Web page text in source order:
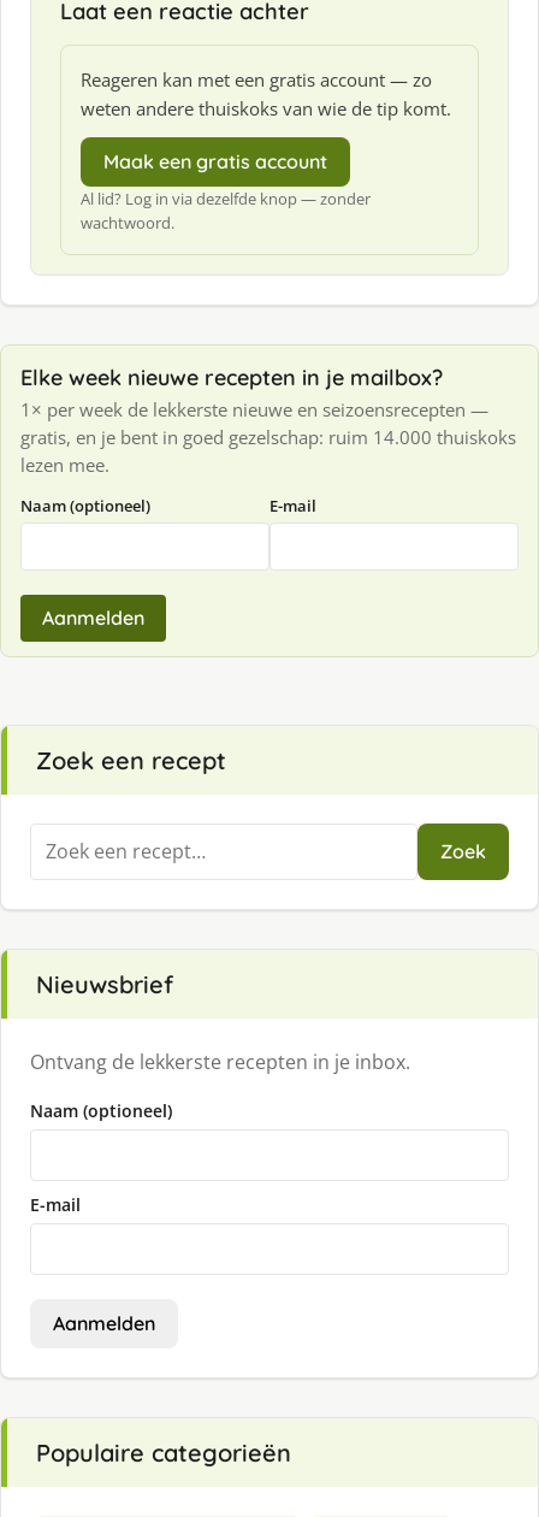
Laat een reactie achter
Reageren kan met een gratis account — zo
weten andere thuiskoks van wie de tip komt.
Maak een gratis account
Al lid? Log in via dezelfde knop — zonder
wachtwoord.
Elke week nieuwe recepten in je mailbox?
1× per week de lekkerste nieuwe en seizoensrecepten —
gratis, en je bent in goed gezelschap: ruim 14.000 thuiskoks
lezen mee.
Naam (optioneel) E-mail
Aanmelden
Zoek een recept
Zoeken
naar:
Zoek
Nieuwsbrief
Ontvang de lekkerste recepten in je inbox.
Naam (optioneel)
E-mail
Aanmelden
Populaire categorieën